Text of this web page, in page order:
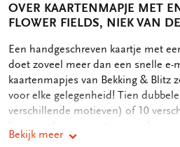
OVER KAARTENMAPJE MET
FLOWER FIELDS, NIEK VAN
OMSCHRIJVING
Een handgeschreven kaartje met
doet zoveel meer dan een snelle e-
kaartenmapjes van Bekking & Blitz
voor elke gelegenheid! Tien
verschillende motieven) of 10
kaartenmapje. Op de achterkant
Bekijk meer